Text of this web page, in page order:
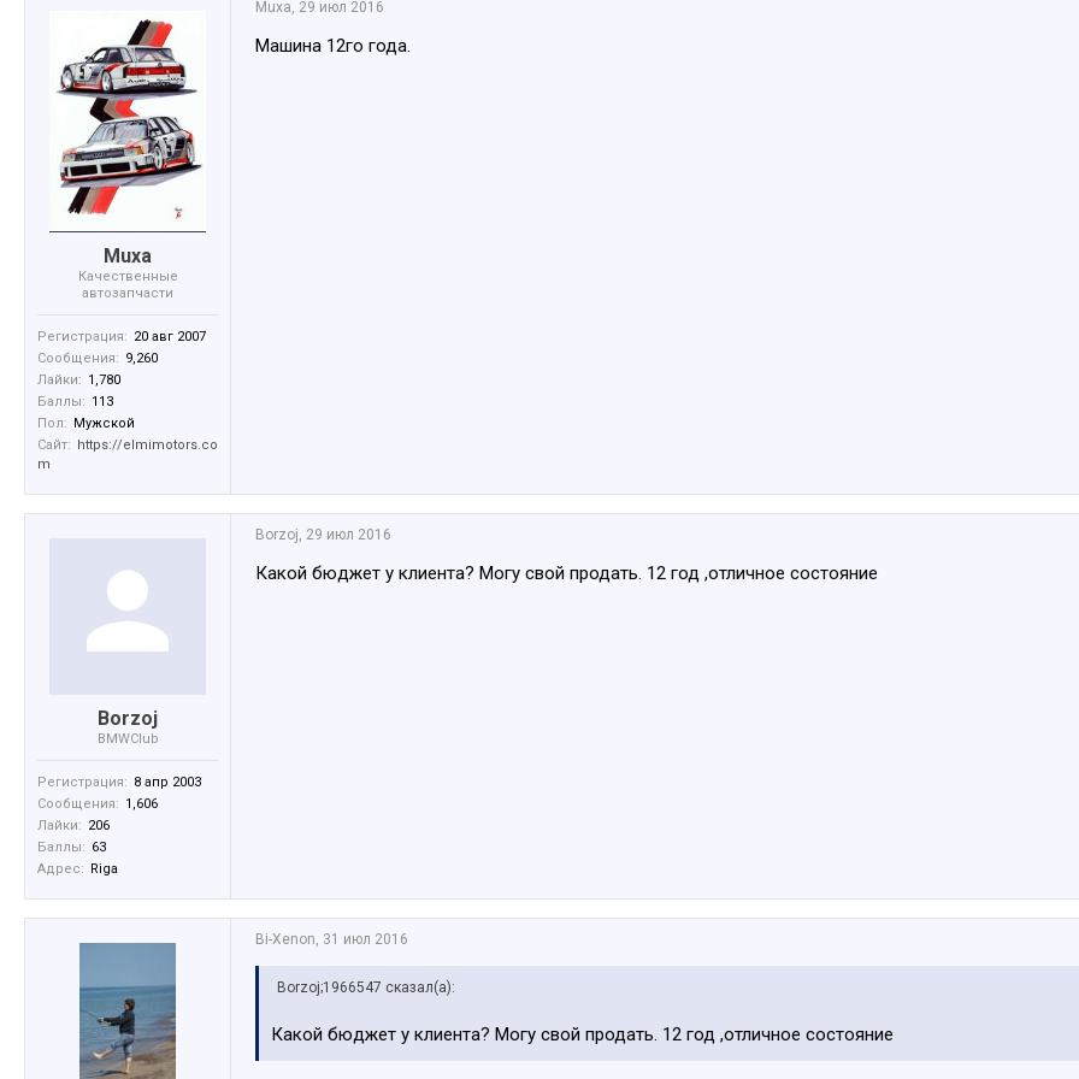
Muxa
Качественные
автозапчасти
Регистрация: 20 авг 2007
Сообщения: 9,260
Лайки: 1,780
Баллы: 113
Пол:
Мужской
Сайт:
https://elmimotors.co
m
Muxa, 29 июл 2016
Машина 12го года.
Borzoj
BMWClub
Регистрация: 8 апр 2003
Сообщения: 1,606
Лайки: 206
Баллы: 63
Адрес:
Riga
Borzoj, 29 июл 2016
Какой бюджет у клиента? Могу свой продать. 12 год ,отличное состояние
Bi-Xenon, 31 июл 2016
Borzoj;1966547 сказал(а):
Какой бюджет у клиента? Могу свой продать. 12 год ,отличное состояние